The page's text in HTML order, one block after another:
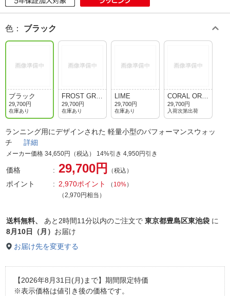
色 ： ブラック
ブラック
29,700円
在庫あり
FROST GRA
Y
29,700円
在庫あり
LIME
29,700円
在庫あり
CORAL ORA
NGE
29,700円
入荷次第出荷
ランニング用にデザインされた 軽量小型のパフォーマンスウォッ
チ 詳細
メーカー価格 34,650円（税込） 14%引き 4,950円引き
価格 29,700円 （税込）
ポイント 2,970ポイント （ 10%）
（2,970円相当）
送料無料、 あと2時間11分以内のご注文で 東京都豊島区東池袋 に
8月10日（月） お届け
お届け先を変更する
【2026年8月31日(月)まで】期間限定特価
※表示価格は値引き後の価格です。